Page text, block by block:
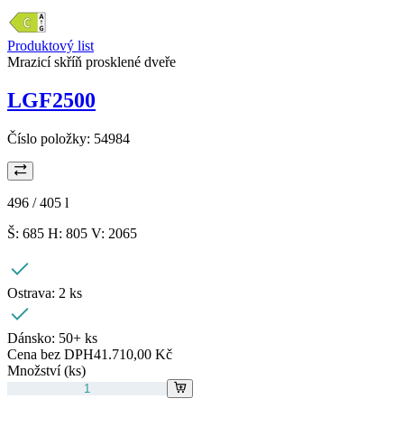
Produktový list
Mrazicí skříň prosklené dveře
LGF2500
Číslo položky: 54984
496 / 405 l
Š: 685 H: 805 V: 2065
Ostrava: 2 ks
Dánsko: 50+ ks
Cena bez DPH41.710,00 Kč
Množství (ks)